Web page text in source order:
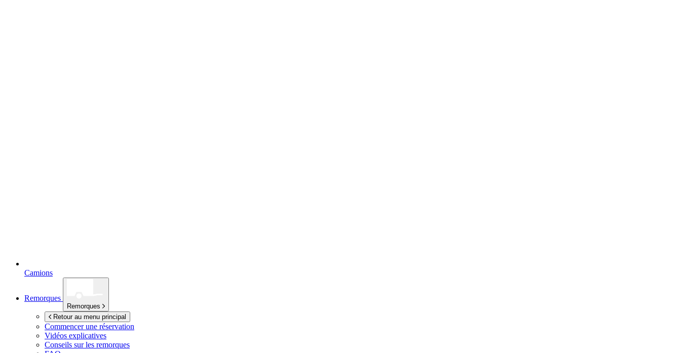
Camions
Remorques
Remorques
Retour au menu principal
Commencer une réservation
Vidéos explicatives
Conseils sur les remorques